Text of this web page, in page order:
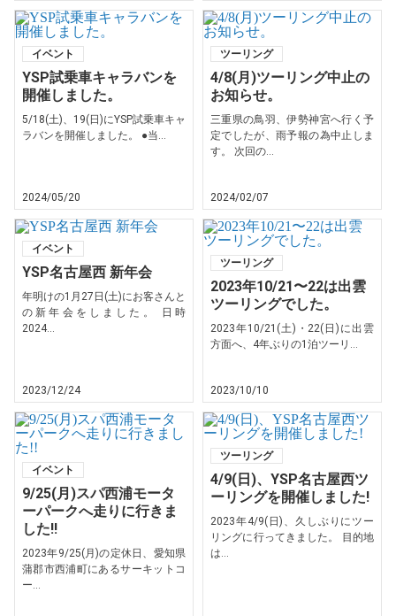
イベント
YSP試乗車キャラバンを
開催しました。
5/18(土)、19(日)にYSP試乗車キャ
ラバンを開催しました。 ●当...
2024/05/20
ツーリング
4/8(月)ツーリング中止の
お知らせ。
三重県の鳥羽、伊勢神宮へ行く予
定でしたが、雨予報の為中止しま
す。 次回の...
2024/02/07
イベント
YSP名古屋西 新年会
年明けの1月27日(土)にお客さんと
の新年会をしました。 日時
2024...
2023/12/24
ツーリング
2023年10/21〜22は出雲
ツーリングでした。
2023年10/21(土)・22(日)に出雲
方面へ、4年ぶりの1泊ツーリ...
2023/10/10
イベント
9/25(月)スパ西浦モータ
ーパークへ走りに行きま
した!!
2023年9/25(月)の定休日、愛知県
蒲郡市西浦町にあるサーキットコ
ー...
ツーリング
4/9(日)、YSP名古屋西ツ
ーリングを開催しました!
2023年4/9(日)、久しぶりにツー
リングに行ってきました。 目的地
は...